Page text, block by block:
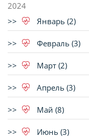
2024
Январь (2)
Февраль (3)
Март (2)
Апрель (3)
Май (8)
Июнь (3)